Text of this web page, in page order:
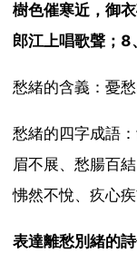
樹色催寒近，御
郎江上唱歌聲；8
愁緒的含義：憂愁
愁緒的四字成語
眉不展、愁腸百
怫然不悅、疚心疾
表達離愁別緒的